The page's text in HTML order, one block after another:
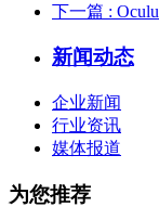
下一篇 :
新闻动态
企业新闻
行业资讯
媒体报道
为您推荐